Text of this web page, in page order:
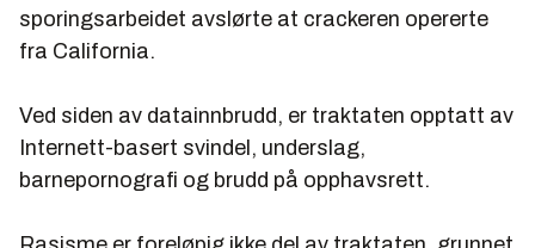
sporingsarbeidet avslørte at crackeren opererte
fra California.
Ved siden av datainnbrudd, er traktaten opptatt av
Internett-basert svindel, underslag,
barnepornografi og brudd på opphavsrett.